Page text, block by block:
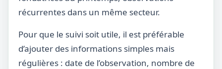
récurrentes dans un même secteur.
Pour que le suivi soit utile, il est préférable
d’ajouter des informations simples mais
régulières : date de l’observation, nombre de